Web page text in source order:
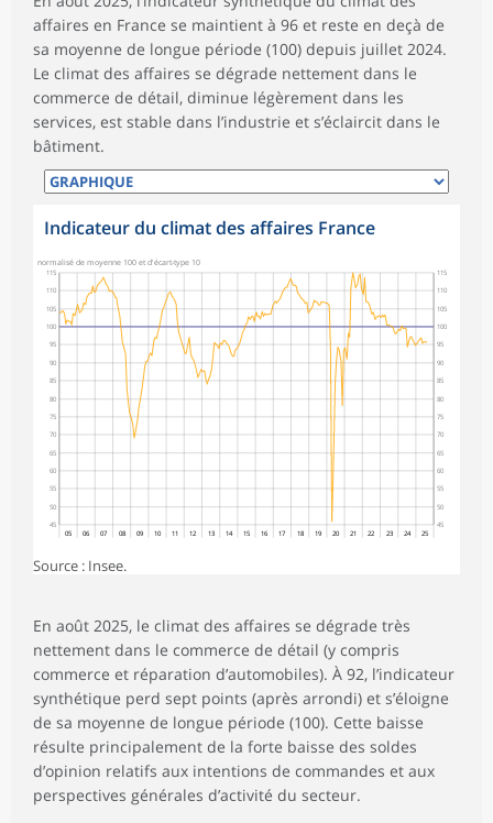
affaires en France se maintient à 96 et reste en deçà de
sa moyenne de longue période (100) depuis juillet 2024.
Le climat des affaires se dégrade nettement dans le
commerce de détail, diminue légèrement dans les
services, est stable dans l’industrie et s’éclaircit dans le
bâtiment.
Indicateur du climat des affaires France
100
105
110
115
95
90
85
80
75
70
65
60
55
50
45 45
50
55
60
65
70
75
80
85
90
95
100
105
110
115
normalisé de moyenne 100 et d'écart-type 10
05 06 07 08 09 10 11 12 13 14 15 16 17 18 19 20 21 22 23 24 25
Source : Insee.
En août 2025, le climat des affaires se dégrade très
nettement dans le commerce de détail (y compris
commerce et réparation d’automobiles). À 92, l’indicateur
synthétique perd sept points (après arrondi) et s’éloigne
de sa moyenne de longue période (100). Cette baisse
résulte principalement de la forte baisse des soldes
d’opinion relatifs aux intentions de commandes et aux
perspectives générales d’activité du secteur.